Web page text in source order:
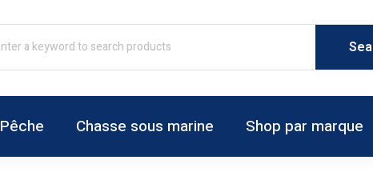
Pêche Chasse sous marine Shop par marque